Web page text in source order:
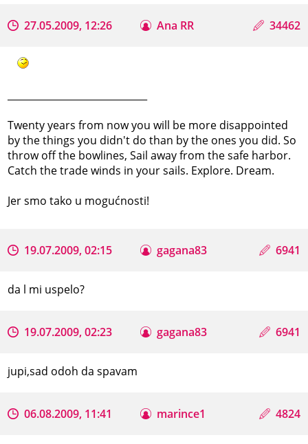
27.05.2009, 12:26 Ana RR 34462
Twenty years from now you will be more disappointed
by the things you didn't do than by the ones you did. So
throw off the bowlines, Sail away from the safe harbor.
Catch the trade winds in your sails. Explore. Dream.
Jer smo tako u mogućnosti!
19.07.2009, 02:15 gagana83 6941
da l mi uspelo?
19.07.2009, 02:23 gagana83 6941
jupi,sad odoh da spavam
06.08.2009, 11:41 marince1 4824